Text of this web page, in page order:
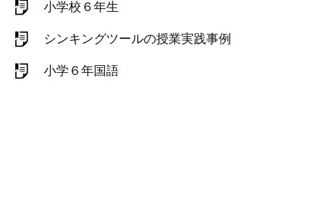
小学校６年生
シンキングツールの授業実践事例
小学６年国語